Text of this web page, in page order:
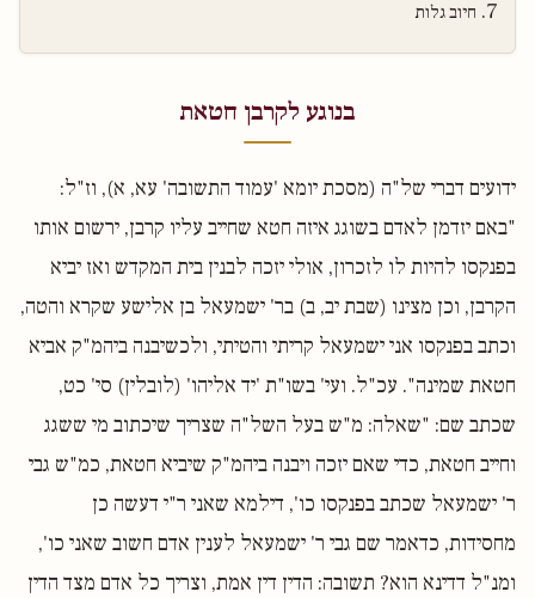
חיוב גלות
בנוגע לקרבן חטאת
ידועים דברי של"ה (מסכת יומא 'עמוד התשובה' עא, א), וז"ל:
"באם יזדמן לאדם בשוגג איזה חטא שחייב עליו קרבן, ירשום אותו
בפנקסו להיות לו לזכרון, אולי יזכה לבנין בית המקדש ואז יביא
הקרבן, וכן מצינו (שבת יב, ב) בר' ישמעאל בן אלישע שקרא והטה,
וכתב בפנקסו אני ישמעאל קריתי והטיתי, ולכשיבנה ביהמ"ק אביא
חטאת שמינה". עכ"ל. ועי' בשו"ת 'יד אליהו' (לובלין) סי' כט,
שכתב שם: "שאלה: מ"ש בעל השל"ה שצריך שיכתוב מי ששגג
וחייב חטאת, כדי שאם יזכה ויבנה ביהמ"ק שיביא חטאת, כמ"ש גבי
ר' ישמעאל שכתב בפנקסו כו', דילמא שאני ר"י דעשה כן
מחסידות, כדאמר שם גבי ר' ישמעאל לענין אדם חשוב שאני כו',
ומנ"ל דדינא הוא? תשובה: הדין דין אמת, וצריך כל אדם מצד הדין